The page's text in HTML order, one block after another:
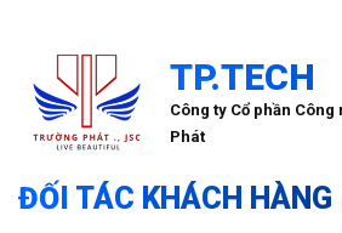
TP.TECH
Công ty Cổ phần
Phát
ĐỐI TÁC KHÁCH HÀNG